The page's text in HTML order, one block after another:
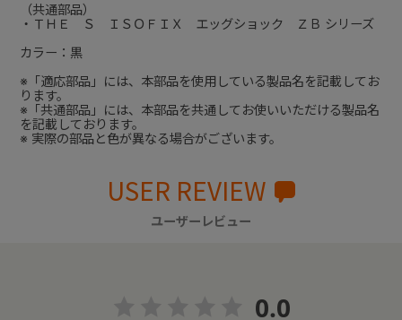
（共通部品）
・ＴＨＥ Ｓ ＩＳＯＦＩＸ エッグショック ＺＢ シリーズ
カラー：黒
※「適応部品」には、本部品を使用している製品名を記載してお
ります。
※「共通部品」には、本部品を共通してお使いいただける製品名
を記載しております。
※ 実際の部品と色が異なる場合がございます。
USER REVIEW
ユーザーレビュー
0.0